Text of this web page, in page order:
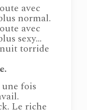
avec
normal.
avec
sexy…
nuit torride
une fois
Le riche